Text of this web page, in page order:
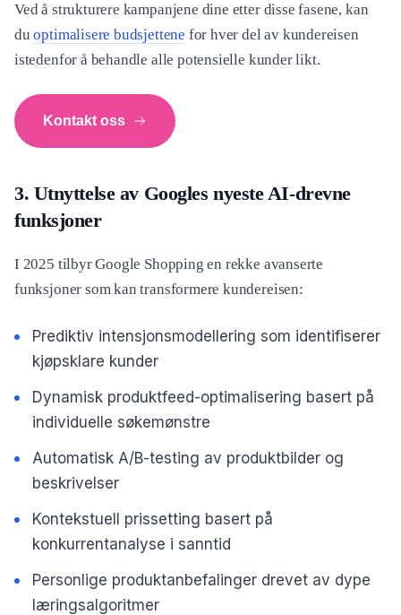
Ved å strukturere kampanjene dine etter disse fasene, kan
duoptimalisere budsjettene for hver del av kundereisen
istedenfor å behandle alle potensielle kunder likt.
Kontakt oss
3. Utnyttelse av Googles nyeste AI-drevne
funksjoner
I 2025 tilbyr Google Shopping en rekke avanserte
funksjoner som kan transformere kundereisen:
Prediktiv intensjonsmodellering som identifiserer
kjøpsklare kunder
Dynamisk produktfeed-optimalisering basert på
individuelle søkemønstre
Automatisk A/B-testing av produktbilder og
beskrivelser
Kontekstuell prissetting basert på
konkurrentanalyse i sanntid
Personlige produktanbefalinger drevet av dype
læringsalgoritmer